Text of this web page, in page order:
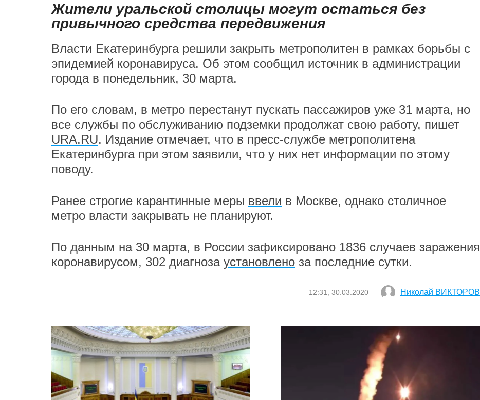
Жители уральской столицы могут остаться без
привычного средства передвижения
Власти Екатеринбурга решили закрыть метрополитен в рамках борьбы с
эпидемией коронавируса. Об этом сообщил источник в администрации
города в понедельник, 30 марта.
По его словам, в метро перестанут пускать пассажиров уже 31 марта, но
все службы по обслуживанию подземки продолжат свою работу, пишет
URA.RU. Издание отмечает, что в пресс-службе метрополитена
Екатеринбурга при этом заявили, что у них нет информации по этому
поводу.
Ранее строгие карантинные меры ввели в Москве, однако столичное
метро власти закрывать не планируют.
По данным на 30 марта, в России зафиксировано 1836 случаев заражения
коронавирусом, 302 диагноза установлено за последние сутки.
12:31, 30.03.2020 Николай ВИКТОРОВ